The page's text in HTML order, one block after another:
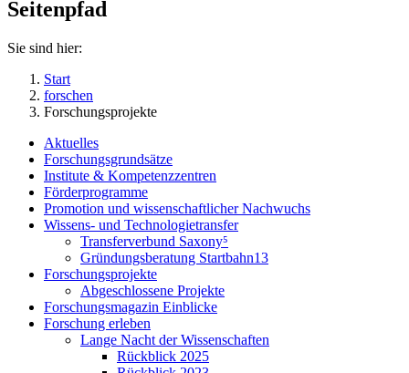
Seitenpfad
Sie sind hier:
Start
forschen
Forschungsprojekte
Aktuelles
Forschungsgrundsätze
Institute & Kompetenzzentren
Förderprogramme
Promotion und wissenschaftlicher Nachwuchs
Wissens- und Technologietransfer
Transferverbund Saxony⁵
Gründungsberatung Startbahn13
Forschungsprojekte
Abgeschlossene Projekte
Forschungsmagazin Einblicke
Forschung erleben
Lange Nacht der Wissenschaften
Rückblick 2025